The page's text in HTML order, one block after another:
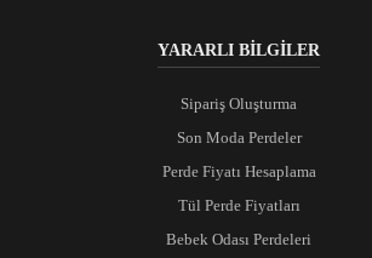
YARARLI BİLGİLER
Sipariş Oluşturma
Son Moda Perdeler
Perde Fiyatı Hesaplama
Tül Perde Fiyatları
Bebek Odası Perdeleri